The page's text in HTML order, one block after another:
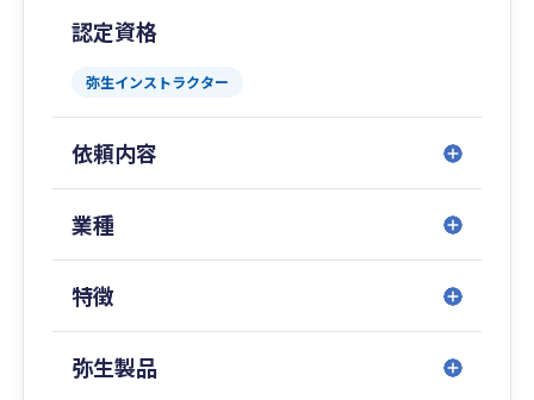
法律、登記……。
税理士法人カオスは、それら全ての窓口となり、
経営者様が本業に専念できる環境を提供します。
【私たちが選ばれる理由】
・弥生製品のプロが並走： 「導入したけれど不
安」「もっと効率化したい」という方へ。弥生製
品を熟知したスタッフが、操作方法から活用のコ
ツまで親身にサポートします。
・税務×労務の相乗効果： グループ内に社労士法
人が在籍。給与計算や社会保険などのバックオフ
ィス全体を統合的に支えられるのが私たちの大き
な強みです。
認定資格
弥生インストラクター
依頼内容
業種
特徴
弥生製品